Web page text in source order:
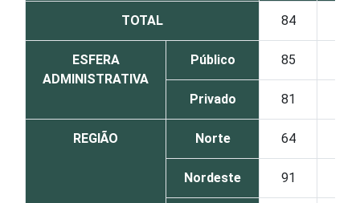
TOTAL 84
ESFERA
ADMINISTRATIVA
Público 85
Privado 81
REGIÃO Norte 64
Nordeste 91